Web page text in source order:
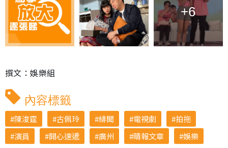
+6
撰文：娛樂組
內容標籤
陳浚霆 古佩玲 緋聞 電視劇
拍拖
演員
開心速遞 廣州 晴報文章 娛樂